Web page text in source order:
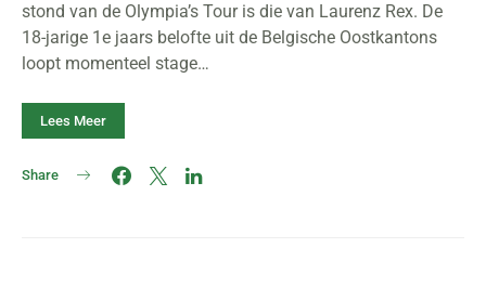
stond van de Olympia’s Tour is die van Laurenz Rex. De
18-jarige 1e jaars belofte uit de Belgische Oostkantons
loopt momenteel stage…
Lees Meer
Share